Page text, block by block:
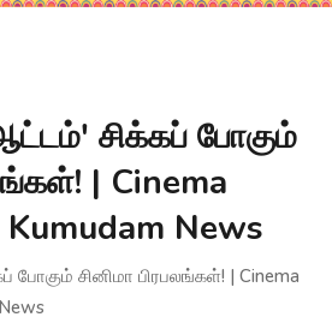
சிக்கப் போகும்
| Cinema
News
சினிமா பிரபலங்கள்! | Cinema